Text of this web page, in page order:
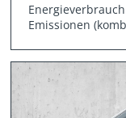
Emissionen